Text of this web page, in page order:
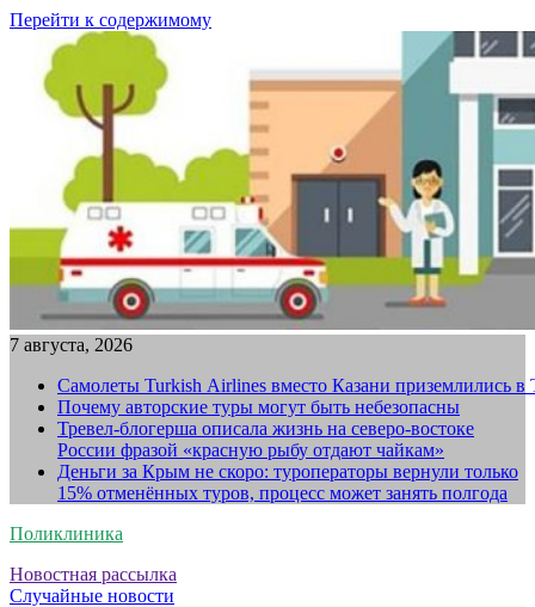
Перейти к содержимому
7 августа, 2026
Самолеты Turkish Airlines вместо Казани приземлились в
Почему авторские туры могут быть небезопасны
Тревел-блогерша описала жизнь на северо-востоке
России фразой «красную рыбу отдают чайкам»
Деньги за Крым не скоро: туроператоры вернули только
15% отменённых туров, процесс может занять полгода
Поликлиника
Новостная рассылка
Случайные новости